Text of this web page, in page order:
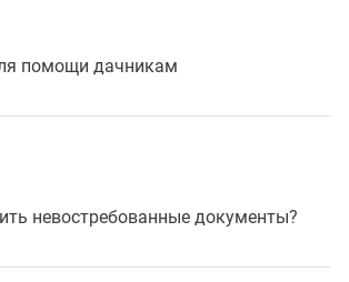
помощи дачникам
невостребованные документы?